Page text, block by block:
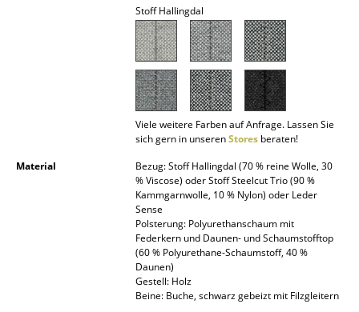
Kinderbetten
Nachttische & Bettzubehör
Stoff Hallingdal
Viele weitere Farben auf Anfrage. Lassen Sie
sich gern in unserenStores beraten!
Material
Bezug: Stoff Hallingdal (70 % reine Wolle, 30
% Viscose) oder Stoff Steelcut Trio (90 %
Kammgarnwolle, 10 % Nylon) oder Leder
Sense
Polsterung: Polyurethanschaum mit
Federkern und Daunen- und Schaumstofftop
(60 % Polyurethane-Schaumstoff, 40 %
Daunen)
Gestell: Holz
Beine: Buche, schwarz gebeizt mit Filzgleitern